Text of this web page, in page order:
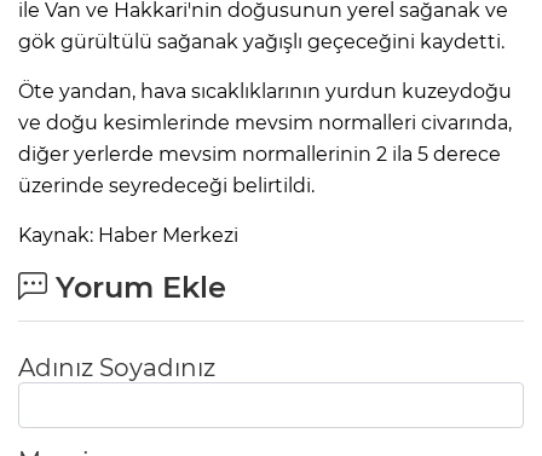
ile Van ve Hakkari'nin doğusunun yerel sağanak ve
gök gürültülü sağanak yağışlı geçeceğini kaydetti.
Öte yandan, hava sıcaklıklarının yurdun kuzeydoğu
ve doğu kesimlerinde mevsim normalleri civarında,
diğer yerlerde mevsim normallerinin 2 ila 5 derece
üzerinde seyredeceği belirtildi.
Kaynak: Haber Merkezi
Yorum Ekle
Adınız Soyadınız